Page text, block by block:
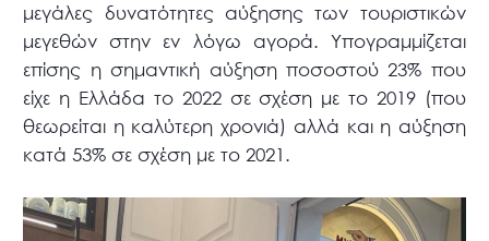
μεγάλες δυνατότητες αύξησης των τουριστικών
μεγεθών στην εν λόγω αγορά. Υπογραμμίζεται
επίσης η σημαντική αύξηση ποσοστού 23% που
είχε η Ελλάδα το 2022 σε σχέση με το 2019 (που
θεωρείται η καλύτερη χρονιά) αλλά και η αύξηση
κατά 53% σε σχέση με το 2021.